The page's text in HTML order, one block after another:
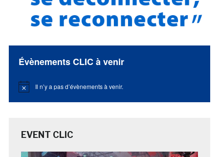
Évènements CLIC à venir
Notice Il n’y a pas d’évènements à venir.
EVENT CLIC